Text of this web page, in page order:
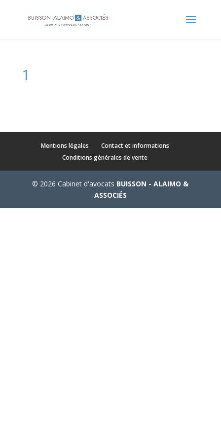
1
Mentions légales
Contact et informations
Conditions générales de vente
© 2026 Cabinet d'avocats BUISSON - ALAIMO &
ASSOCIÉS